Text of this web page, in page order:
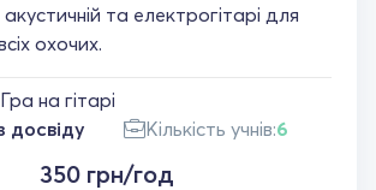
та електрогітарі для
охочих.
Гра на гітарі
досвіду Кількість учнів:6
350 грн/год